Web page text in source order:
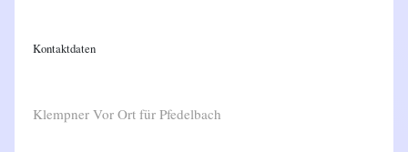
Kontaktdaten
Klempner Vor Ort für Pfedelbach